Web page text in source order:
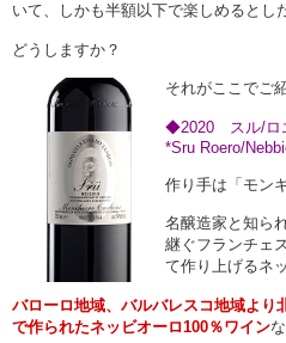
いて、しかも半額以下で楽しめるとし
どうしますか？
それがここでご
◆2020 スル/ロ
*Sru Roero/
作り手は「モン
名醸造家と知ら
継ぐフランチェ
て作り上げるネ
バローロ地域、バルバレスコ地域より
で作られたネッビオーロ100％ワイン